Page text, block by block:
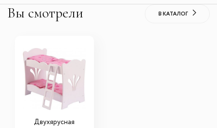
Вы смотрели В КАТАЛОГ
Двухярусная